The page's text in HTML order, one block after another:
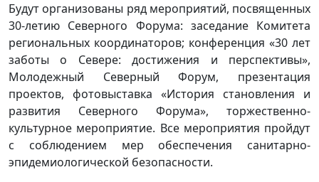
Будут организованы ряд мероприятий, посвященных
30-летию Северного Форума: заседание Комитета
региональных координаторов; конференция «30 лет
заботы о Севере: достижения и перспективы»,
Молодежный Северный Форум, презентация
проектов, фотовыставка «История становления и
развития Северного Форума», торжественно-
культурное мероприятие. Все мероприятия пройдут
с соблюдением мер обеспечения санитарно-
эпидемиологической безопасности.